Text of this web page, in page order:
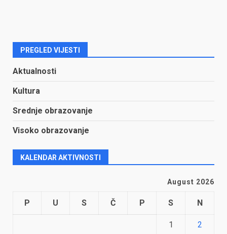
PREGLED VIJESTI
Aktualnosti
Kultura
Srednje obrazovanje
Visoko obrazovanje
KALENDAR AKTIVNOSTI
August 2026
P U S Č P S N
1 2